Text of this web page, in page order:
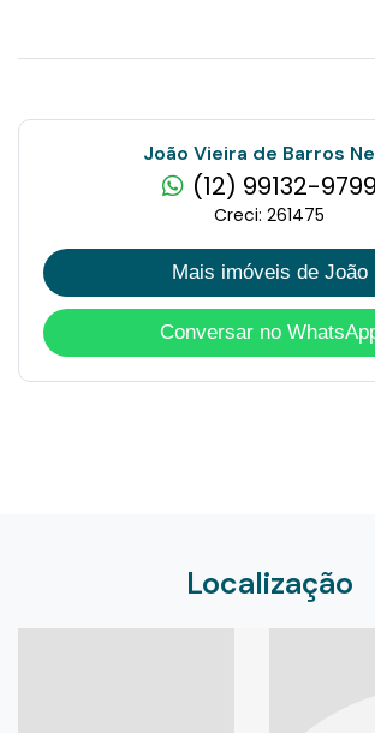
João Vieira de Barros
(12) 99132-9799
Creci: 261475
Mais imóveis de João
Conversar no
Localização